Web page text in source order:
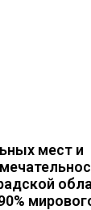
мест и